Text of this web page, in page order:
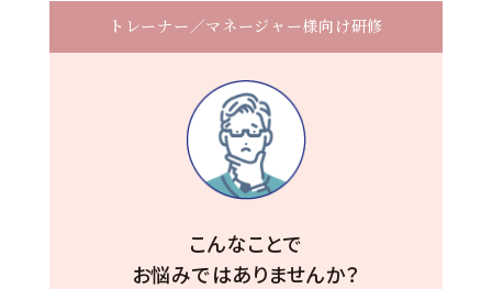
トレーナー／マネージャー様向け研修
こんなことで
お悩みではありませんか？